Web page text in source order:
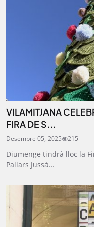
VILAMITJANA
FIRA DE S...
Desembre 05, 2025 215
Diumenge tindrà lloc la
Pallars Jussà...
STAY UPDATED
Tota l’actualitat,
al teu correu.
la informació que